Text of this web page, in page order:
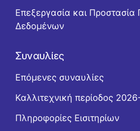
Επεξεργασία και
Δεδομένων
Συναυλίες
Επόμενες συναυλίες
Καλλιτεχνική περίοδος
Πληροφορίες Εισιτηρίων